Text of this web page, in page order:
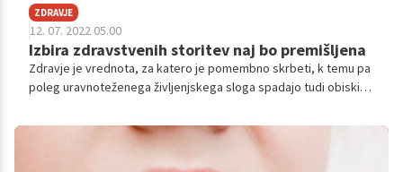
ZDRAVJE
12. 07. 2022 05.00
Izbira zdravstvenih storitev naj bo premišljena
Zdravje je vrednota, za katero je pomembno skrbeti, k temu pa
poleg uravnoteženega življenjskega sloga spadajo tudi obiski
način redno spremljamo svoje zdravstveno stanje in ob
morebitnih nepravilnostih poskrbimo za hitro ukrepanje. A kaj
storiti takrat, ko se odločamo za izvajalce zdravstvenih storitev